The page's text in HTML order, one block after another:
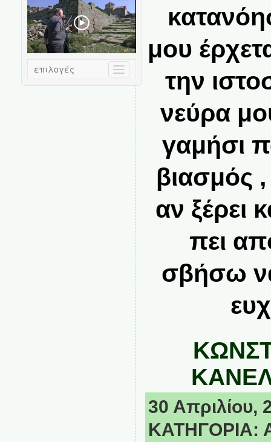
μου
την
νεύρα
γαμήσι
βιασμός
αν ξέρει
πει
σβήσω
30 Απριλίου,
ΚΑΤΗΓΟΡΙΑ: